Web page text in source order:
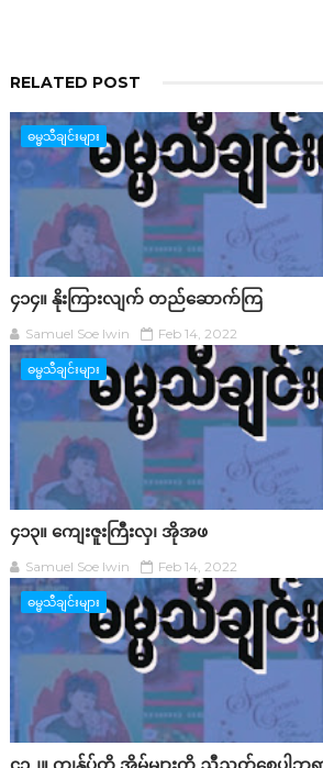
RELATED POST
ဓမ္မသီချင်းများ
၄၁၄။ နိုးကြားလျက် တည်ဆောက်ကြ
Samuel Soe lwin Feb 14, 2022
ဓမ္မသီချင်းများ
၄၁၃။ ကျေးဇူးကြီးလှ၊ အိုအဖ
Samuel Soe lwin Feb 14, 2022
ဓမ္မသီချင်းများ